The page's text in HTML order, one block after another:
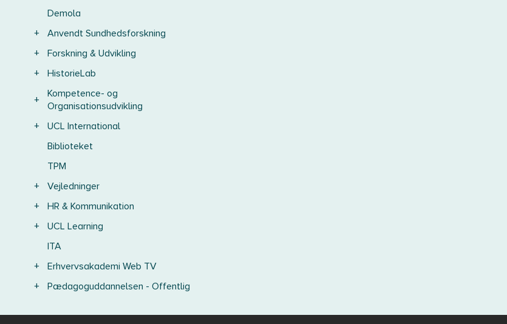
Demola
+
Anvendt Sundhedsforskning
+
Forskning & Udvikling
+
HistorieLab
+
Kompetence- og
Organisationsudvikling
+
UCL International
Biblioteket
TPM
+
Vejledninger
+
HR & Kommunikation
+
UCL Learning
ITA
+
Erhvervsakademi Web TV
+
Pædagoguddannelsen - Offentlig